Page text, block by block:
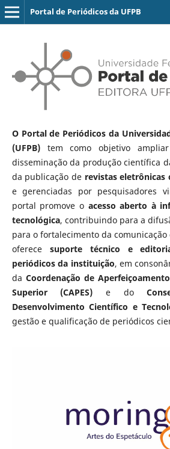
Portal de Periódicos da UFPB
O Portal de Periódicos da
(UFPB)tem como objetivo
disseminação da produção científica
da publicação de revistas eletrônicas
e gerenciadas por pesquisadores
portal promove o acesso aberto à
tecnológica, contribuindo para a
para o fortalecimento da
oferece suporte técnico e
periódicos da instituição, em
da Coordenação de
Superior (CAPES) e do
Desenvolvimento Científico e
gestão e qualificação de periódicos